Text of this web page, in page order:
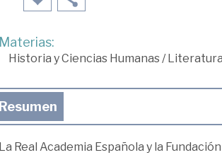
Materias:
Historia y Ciencias Humanas/ Literatura
Resumen
La Real Academia Española y la